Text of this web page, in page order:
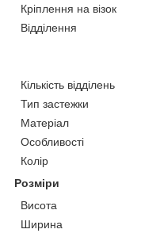
Кріплення на візок
Відділення
Кількість відділень
Тип застежки
Матеріал
Особливості
Колір
Розміри
Висота
Ширина